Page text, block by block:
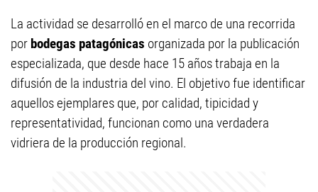
La actividad se desarrolló en el marco de una recorrida
por bodegas patagónicas organizada por la publicación
especializada, que desde hace 15 años trabaja en la
difusión de la industria del vino. El objetivo fue identificar
aquellos ejemplares que, por calidad, tipicidad y
representatividad, funcionan como una verdadera
vidriera de la producción regional.